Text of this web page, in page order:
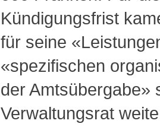
Kündigungsfrist
für seine
«spezifischen
der Amtsübergabe»
Verwaltungsrat